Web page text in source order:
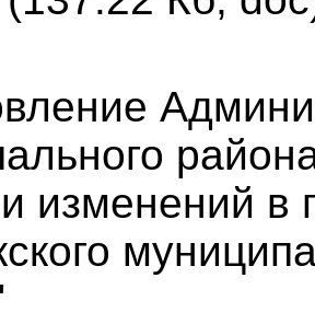
изменений в